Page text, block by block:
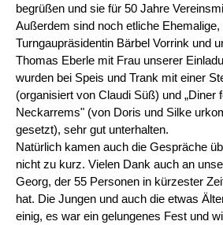
begrüßen und sie für 50 Jahre
Außerdem sind noch etliche Ehemalige,
Turngaupräsidentin Bärbel Vorrink und
Thomas Eberle mit Frau unserer
wurden bei Speis und Trank mit einer
(organisiert von Claudi Süß) und „Diner
Neckarrems" (von Doris und Silke
gesetzt), sehr gut unterhalten.
Natürlich kamen auch die Gespräche
nicht zu kurz. Vielen Dank auch an
Georg, der 55 Personen in kürzester
hat. Die Jungen und auch die etwas
einig, es war ein gelungenes Fest und